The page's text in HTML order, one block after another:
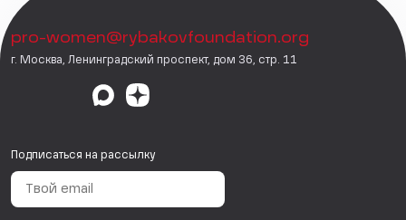
pro-women@rybakovfoundation.org
г. Москва, Ленинградский проспект, дом 36, стр. 11
Подписаться на рассылку